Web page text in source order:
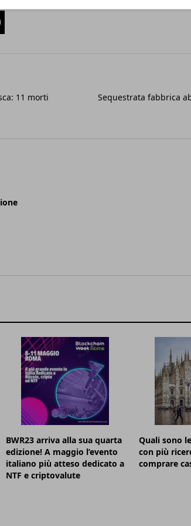
11 morti
Sequestrata fabbrica
BWR23 arriva alla sua quarta
edizione! A maggio l’evento
italiano più atteso dedicato a
NTF e criptovalute
Quali sono
con più
comprare